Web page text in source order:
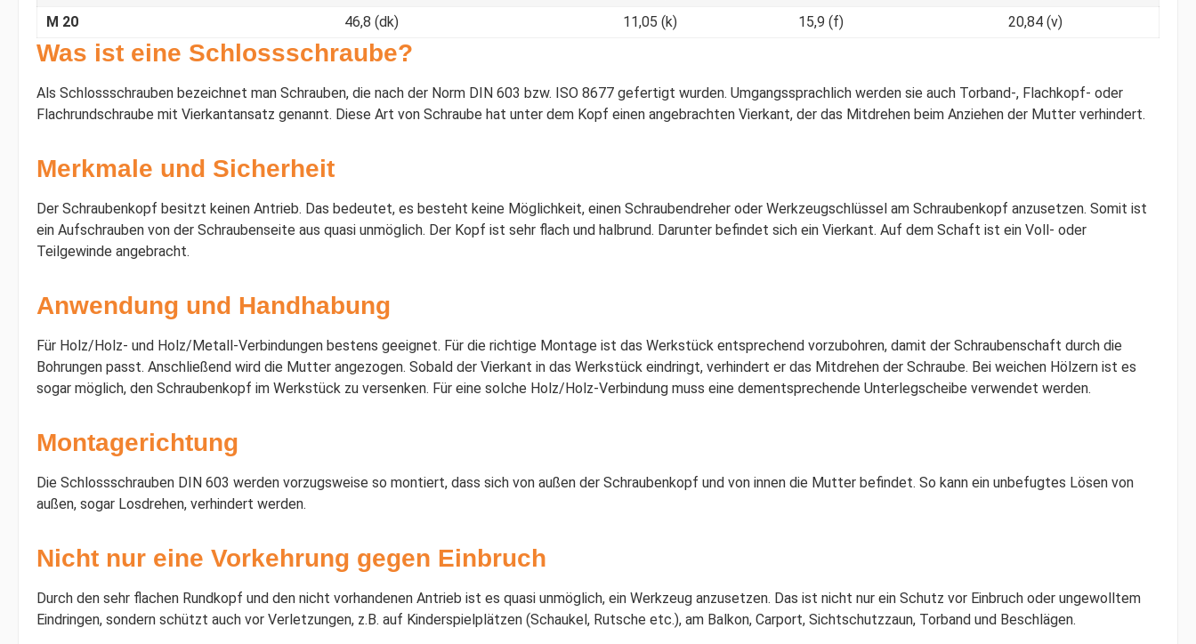
M 20
46,8 (dk) 11,05 (k) 15,9 (f) 20,84 (v)
Was ist eine Schlossschraube?
Als Schlossschrauben bezeichnet man Schrauben, die nach der Norm DIN 603 bzw. ISO 8677 gefertigt wurden. Umgangssprachlich werden sie auch Torband-, Flachkopf- oder
Flachrundschraube mit Vierkantansatz genannt. Diese Art von Schraube hat unter dem Kopf einen angebrachten Vierkant, der das Mitdrehen beim Anziehen der Mutter verhindert.
Merkmale und Sicherheit
Der Schraubenkopf besitzt keinen Antrieb. Das bedeutet, es besteht keine Möglichkeit, einen Schraubendreher oder Werkzeugschlüssel am Schraubenkopf anzusetzen. Somit ist
ein Aufschrauben von der Schraubenseite aus quasi unmöglich. Der Kopf ist sehr flach und halbrund. Darunter befindet sich ein Vierkant. Auf dem Schaft ist ein Voll- oder
Teilgewinde angebracht.
Anwendung und Handhabung
Für Holz/Holz- und Holz/Metall-Verbindungen bestens geeignet. Für die richtige Montage ist das Werkstück entsprechend vorzubohren, damit der Schraubenschaft durch die
Bohrungen passt. Anschließend wird die Mutter angezogen. Sobald der Vierkant in das Werkstück eindringt, verhindert er das Mitdrehen der Schraube. Bei weichen Hölzern ist es
sogar möglich, den Schraubenkopf im Werkstück zu versenken. Für eine solche Holz/Holz-Verbindung muss eine dementsprechende Unterlegscheibe verwendet werden.
Montagerichtung
Die Schlossschrauben DIN 603 werden vorzugsweise so montiert, dass sich von außen der Schraubenkopf und von innen die Mutter befindet. So kann ein unbefugtes Lösen von
außen, sogar Losdrehen, verhindert werden.
Nicht nur eine Vorkehrung gegen Einbruch
Durch den sehr flachen Rundkopf und den nicht vorhandenen Antrieb ist es quasi unmöglich, ein Werkzeug anzusetzen. Das ist nicht nur ein Schutz vor Einbruch oder ungewolltem
Eindringen, sondern schützt auch vor Verletzungen, z.B. auf Kinderspielplätzen (Schaukel, Rutsche etc.), am Balkon, Carport, Sichtschutzzaun, Torband und Beschlägen.